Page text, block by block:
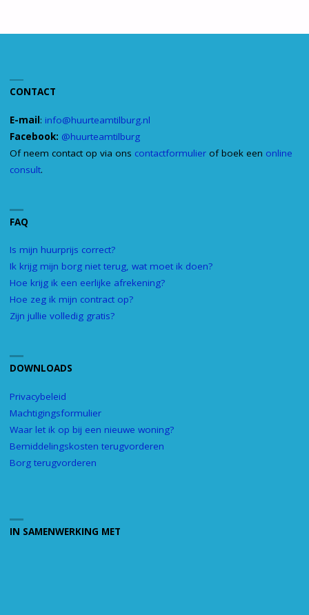
CONTACT
E-mail: info@huurteamtilburg.nl
Facebook: @huurteamtilburg
Of neem contact op via ons contactformulierof boek een online
consult.
FAQ
Is mijn huurprijs correct?
Ik krijg mijn borg niet terug, wat moet ik doen?
Hoe krijg ik een eerlijke afrekening?
Hoe zeg ik mijn contract op?
Zijn jullie volledig gratis?
DOWNLOADS
Privacybeleid
Machtigingsformulier
Waar let ik op bij een nieuwe woning?
Bemiddelingskosten terugvorderen
Borg terugvorderen
IN SAMENWERKING MET